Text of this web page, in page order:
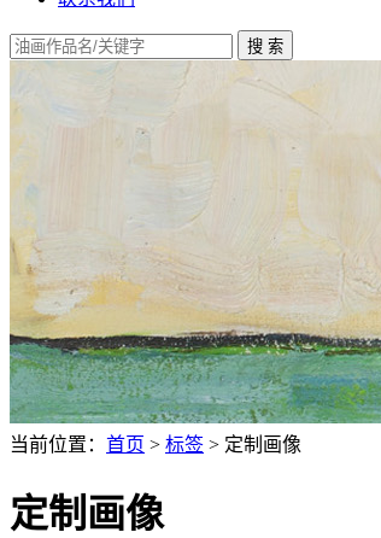
当前位置： 首页 > 标签 > 定制画像
定制画像